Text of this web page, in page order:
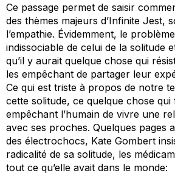
Ce passage permet de saisir
des thèmes majeurs d’Infinite Jest,
l’empathie. Évidemment, le
indissociable de celui de la solitude
qu’il y aurait quelque chose qui
les empêchant de partager leur
Ce qui est triste à propos de notre
cette solitude, ce quelque chose qui
empêchant l’humain de vivre une
avec ses proches. Quelques pages
des électrochocs, Kate Gombert
radicalité de sa solitude, les
tout ce qu’elle avait dans le monde: